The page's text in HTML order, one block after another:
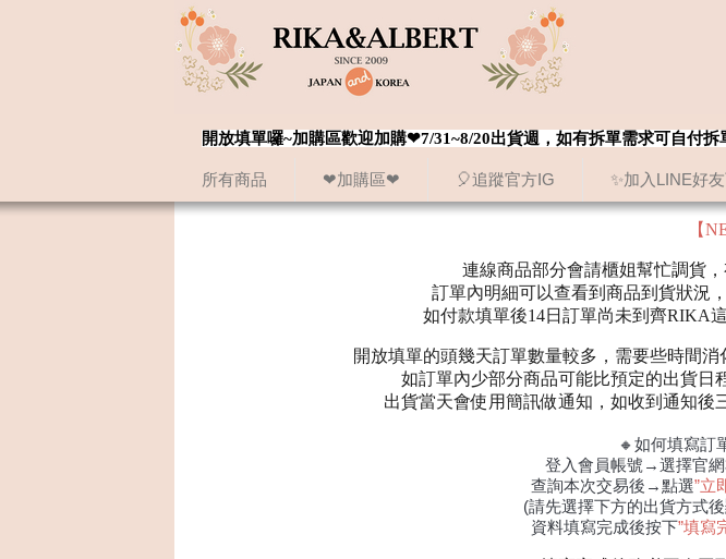
所有商品 ❤加購區❤ 🎈追蹤官方IG ✨加入LINE好
開放填單囉~加購區歡迎加購❤7/31~8/20出貨週，如有拆單需求可自付